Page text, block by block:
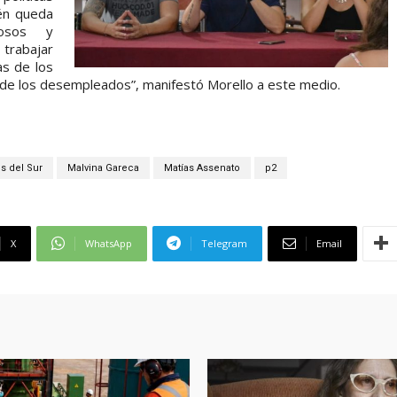
queda
y
de los
los desempleados”, manifestó Morello a este medio.
del Sur Malvina Gareca Matías Assenato p2
X WhatsApp Telegram Email